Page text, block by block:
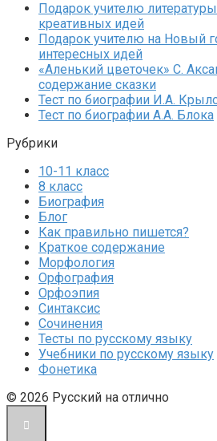
Подарок учителю
креативных идей
Подарок учителю на Новый
интересных идей
«Аленький цветочек» С.
содержание сказки
Тест по биографии И.А.
Тест по биографии А.А. Блока
Рубрики
10-11 класс
8 класс
Биография
Блог
Как правильно пишется?
Краткое содержание
Морфология
Орфография
Орфоэпия
Синтаксис
Сочинения
Тесты по русскому языку
Учебники по русскому языку
Фонетика
© 2026 Русский на отлично